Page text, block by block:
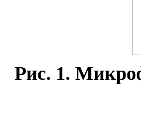
Рис. 1.